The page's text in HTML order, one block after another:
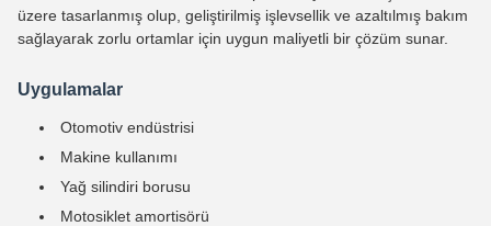
üzere tasarlanmış olup, geliştirilmiş işlevsellik ve azaltılmış bakım
sağlayarak zorlu ortamlar için uygun maliyetli bir çözüm sunar.
Uygulamalar
Otomotiv endüstrisi
Makine kullanımı
Yağ silindiri borusu
Motosiklet amortisörü